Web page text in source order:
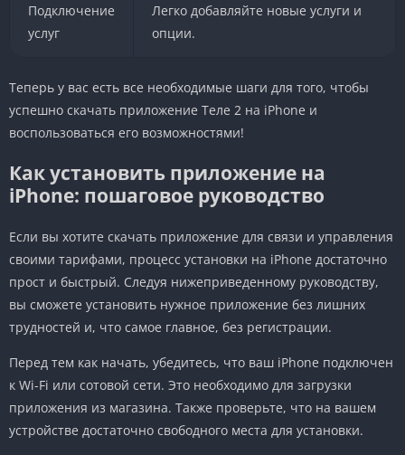
Подключение
услуг
Легко добавляйте новые услуги и
опции.
Теперь у вас есть все необходимые шаги для того, чтобы
успешно скачать приложение Теле 2 на iPhone и
воспользоваться его возможностями!
Как установить приложение на
iPhone: пошаговое руководство
Если вы хотите скачать приложение для связи и управления
своими тарифами, процесс установки на iPhone достаточно
прост и быстрый. Следуя нижеприведенному руководству,
вы сможете установить нужное приложение без лишних
трудностей и, что самое главное, без регистрации.
Перед тем как начать, убедитесь, что ваш iPhone подключен
к Wi-Fi или сотовой сети. Это необходимо для загрузки
приложения из магазина. Также проверьте, что на вашем
устройстве достаточно свободного места для установки.